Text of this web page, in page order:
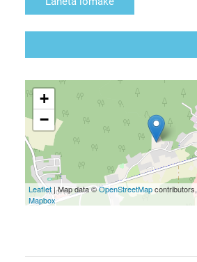
+
−
Leaflet| Map data ©OpenStreetMapcontributors,
Mapbox